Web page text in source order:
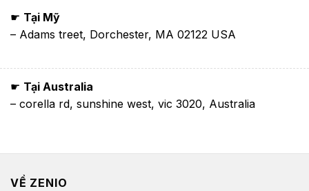
☛ Tại Mỹ
– Adams treet, Dorchester, MA 02122 USA
☛ Tại Australia
– corella rd, sunshine west, vic 3020, Australia
VỀ ZENIO